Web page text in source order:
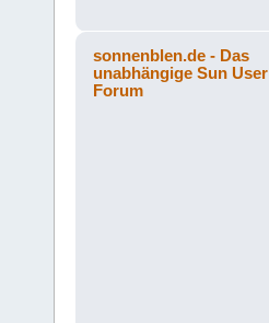
sonnenblen.de - Das
unabhängige Sun User
Forum